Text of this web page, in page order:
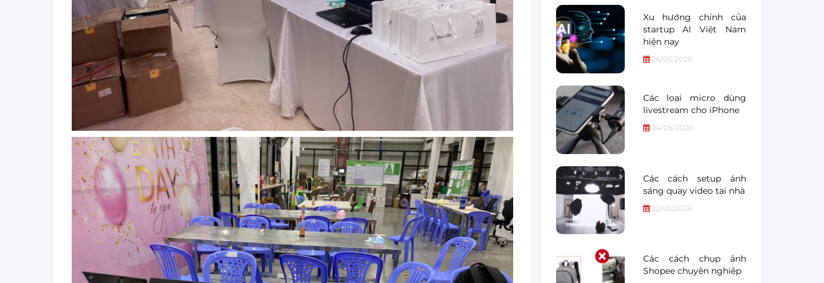
Xu hướng chính của
startup AI Việt Nam
hiện nay
26/05/2026
Các loại micro dùng
livestream cho iPhone
24/05/2026
Các cách setup ánh
sáng quay video tại nhà
22/05/2026
Các cách chụp ảnh
Shopee chuyên nghiệp